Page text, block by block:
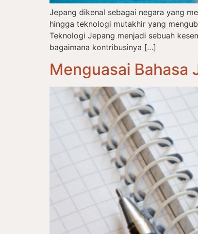
Jepang dikenal sebagai negara yang
hingga teknologi mutakhir yang
Teknologi Jepang menjadi sebuah
bagaimana kontribusinya […]
Menguasai Bahasa